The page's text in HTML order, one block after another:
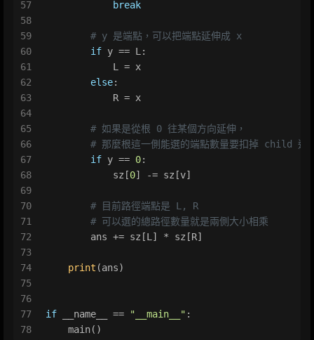
57
58
59
60
61
62
63
64
65
66
67
68
69
70
71
72
73
74
75
76
77
78
break
# y 是端點，可以把端點延伸成 x
if y == L:
            L = x
else:
            R = x
# 如果是從根 0 往某個方向延伸，
# 那麼根這一側能選的端點數量要扣掉 child 這
if y == 0:
            sz[
0] -= sz[v]
# 目前路徑端點是 L, R
# 可以選的總路徑數量就是兩側大小相乘
        ans += sz[L] * sz[R]
print (ans)
if __name__ == "__main__" :
    main()